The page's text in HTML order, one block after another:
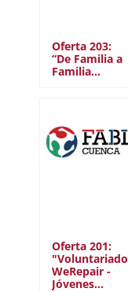
Oferta 203:
“De Familia a
Familia…
Oferta 201:
"Voluntariado
WeRepair -
Jóvenes…